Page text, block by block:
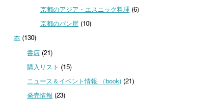
京都のアジア・エスニック料理 (6)
京都のパン屋 (10)
本 (130)
書店(21)
購入リスト (15)
ニュース＆イベント情報 （book)(21)
発売情報 (23)